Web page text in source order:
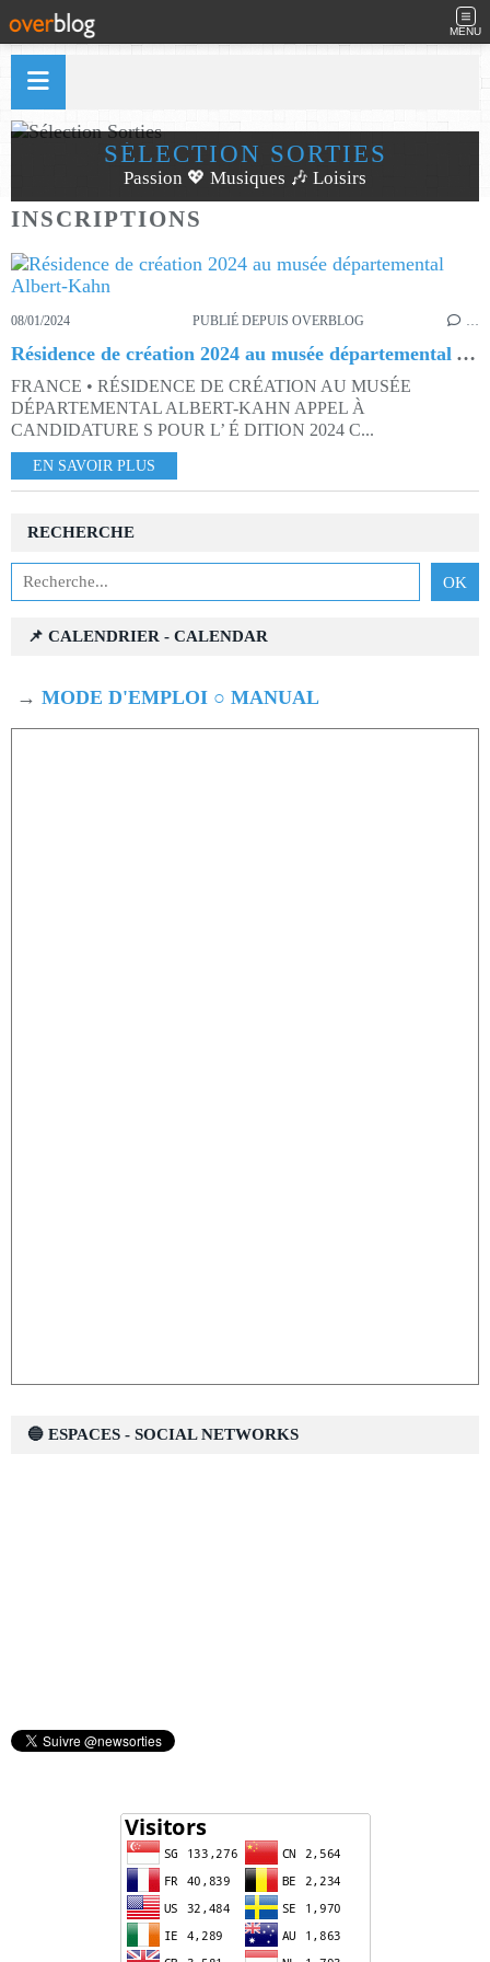
MENU
SÉLECTION SORTIES
Passion 💖 Musiques 🎶 Loisirs
INSCRIPTIONS
08/01/2024 PUBLIÉ DEPUIS OVERBLOG …
Résidence de création 2024 au musée départemental Albert-Kahn
FRANCE • RÉSIDENCE DE CRÉATION AU MUSÉE
DÉPARTEMENTAL ALBERT-KAHN APPEL À
CANDIDATURE S POUR L’ É DITION 2024 C...
EN SAVOIR PLUS
RECHERCHE
📌 CALENDRIER - CALENDAR
→ MODE D'EMPLOI ○ MANUAL
🔵 ESPACES - SOCIAL NETWORKS